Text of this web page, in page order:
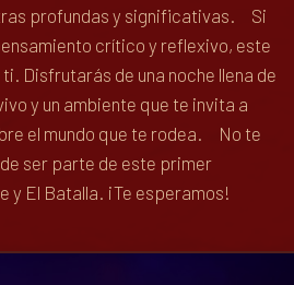
profundas y significativas. Si
crítico y reflexivo, este
Disfrutarás de una noche llena de
y un ambiente que te invita a
el mundo que te rodea. No te
ser parte de este primer
y El Batalla. ¡Te esperamos!